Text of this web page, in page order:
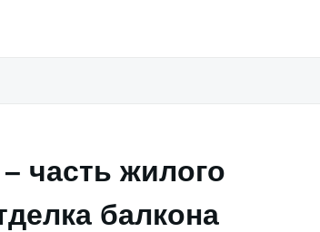
часть жилого
балкона